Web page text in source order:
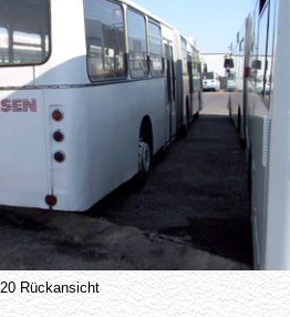
Rückansicht